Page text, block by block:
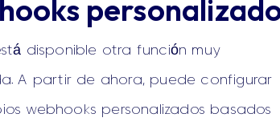
disponible otra función muy
A partir de ahora, puede configurar
webhooks personalizados basados